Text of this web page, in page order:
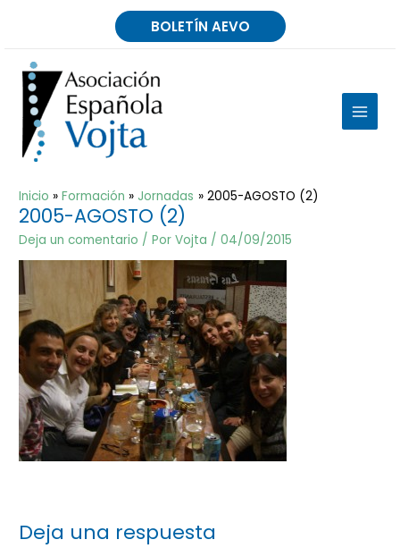
BOLETÍN AEVO
MAIN
Inicio Formación Jornadas 2005-AGOSTO (2)
2005-AGOSTO (2)
Deja un comentario / PorVojta /04/09/2015
Deja una respuesta